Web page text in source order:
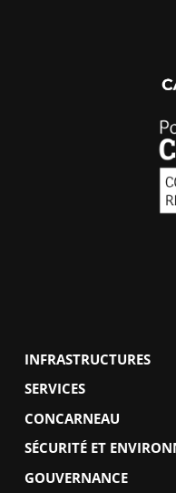
INFRASTRUCTURES
SERVICES
CONCARNEAU
SÉCURITÉ ET
GOUVERNANCE